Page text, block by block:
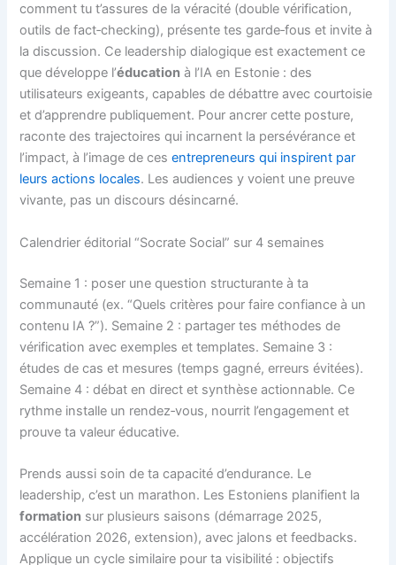
comment tu t’assures de la véracité (double vérification,
outils de fact‑checking), présente tes garde‑fous et invite à
la discussion. Ce leadership dialogique est exactement ce
que développe l’éducation à l’IA en Estonie : des
utilisateurs exigeants, capables de débattre avec courtoisie
et d’apprendre publiquement. Pour ancrer cette posture,
raconte des trajectoires qui incarnent la persévérance et
l’impact, à l’image de cesentrepreneurs qui inspirent par
leurs actions locales. Les audiences y voient une preuve
vivante, pas un discours désincarné.
Calendrier éditorial “Socrate Social” sur 4 semaines
Semaine 1 : poser une question structurante à ta
communauté (ex. “Quels critères pour faire confiance à un
contenu IA ?”). Semaine 2 : partager tes méthodes de
vérification avec exemples et templates. Semaine 3 :
études de cas et mesures (temps gagné, erreurs évitées).
Semaine 4 : débat en direct et synthèse actionnable. Ce
rythme installe un rendez‑vous, nourrit l’engagement et
prouve ta valeur éducative.
Prends aussi soin de ta capacité d’endurance. Le
leadership, c’est un marathon. Les Estoniens planifient la
formation sur plusieurs saisons (démarrage 2025,
accélération 2026, extension), avec jalons et feedbacks.
Applique un cycle similaire pour ta visibilité : objectifs